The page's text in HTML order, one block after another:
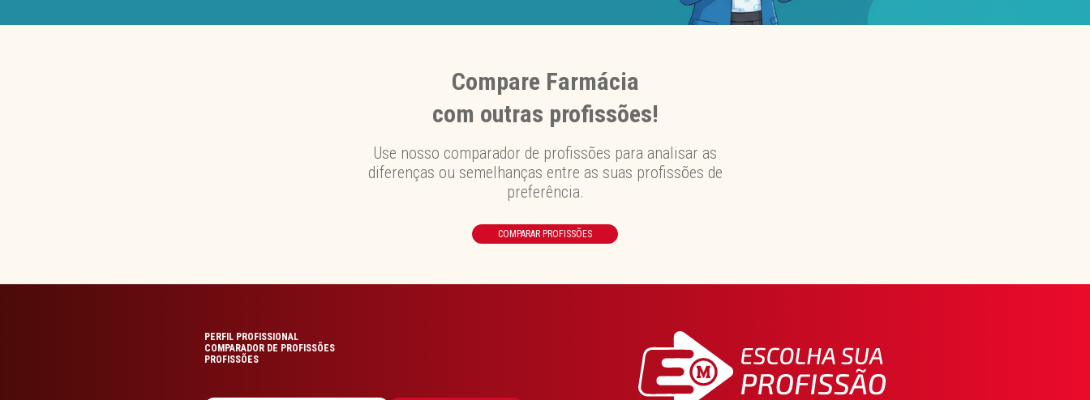
Compare Farmácia
com outras profissões!
Use nosso comparador de profissões para analisar as
diferenças ou semelhanças entre as suas profissões de
preferência.
COMPARAR PROFISSÕES
PERFIL PROFISSIONAL
COMPARADOR DE PROFISSÕES
PROFISSÕES